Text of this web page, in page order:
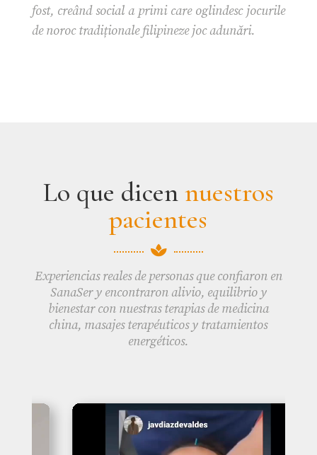
fost, creând social a primi care oglindesc jocurile
de noroc tradiționale filipineze joc adunări.
Lo que dicennuestros
pacientes

Experiencias reales de personas que confiaron en
SanaSer y encontraron alivio, equilibrio y
bienestar con nuestras terapias de medicina
china, masajes terapéuticos y tratamientos
energéticos.